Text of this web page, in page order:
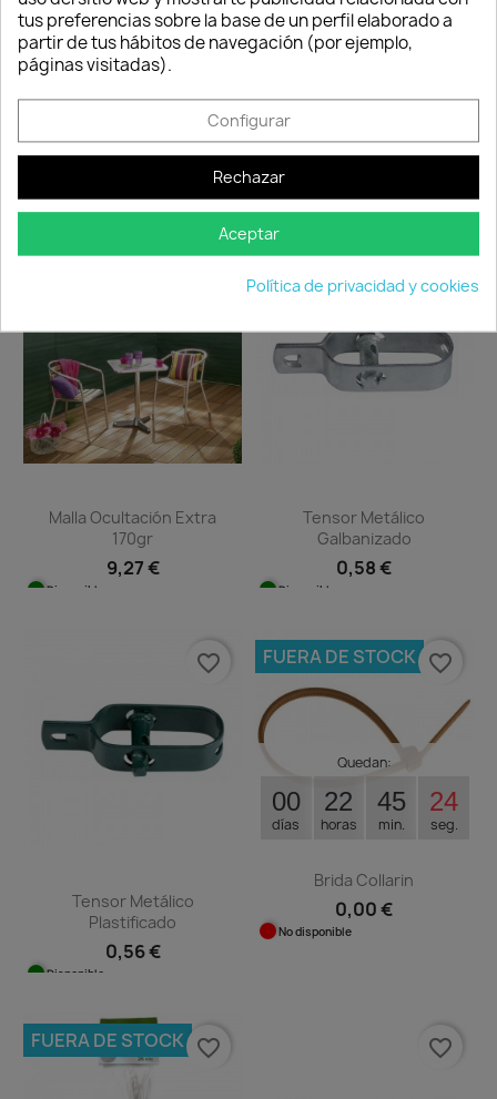
adjunte foto del
paquete
Compartir
TAMBIÉN PODRÍA INTERESARLE
Malla Ocultación Extra
170gr
9,27 €
Disponible
Tensor Metálico
Galbanizado
0,58 €
Disponible
favorite_border
Tensor Metálico
Plastificado
0,56 €
Disponible
favorite_border
Quedan:
00
días
22
horas
45
min.
24
seg.
Brida Collarin
0,00 €
No disponible
FUERA DE STOCK favorite_border
FUERA DE STOCK favorite_border favorite_border
tus preferencias sobre la base de un perfil elaborado a
partir de tus hábitos de navegación (por ejemplo,
páginas visitadas).
Configurar
Rechazar
Aceptar
Política de privacidad y cookies